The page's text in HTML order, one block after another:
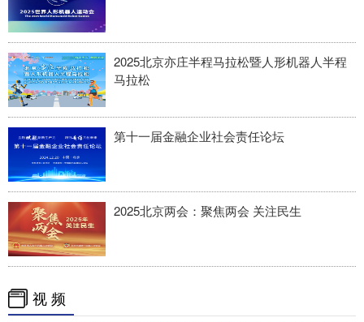
2025北京亦庄半程马拉松暨人形机器人半程
马拉松
第十一届金融企业社会责任论坛
2025北京两会：聚焦两会 关注民生
视 频